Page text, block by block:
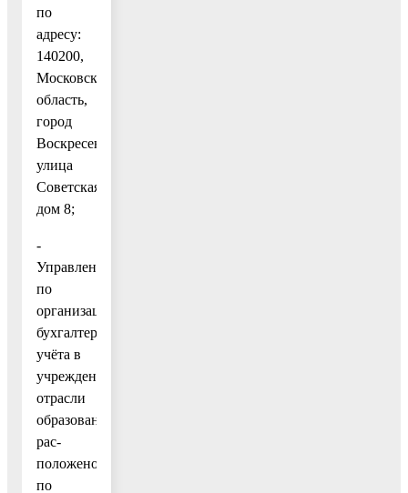
по
адресу:
140200,
Московская
область,
город
Воскресенск,
улица
Советская,
дом 8;
-
Управление
по
организации
бухгалтерского
учёта в
учреждениях
отрасли
образование
рас-
положено
по